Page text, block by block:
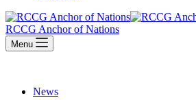
RCCG Anchor of Nations
Menu
News